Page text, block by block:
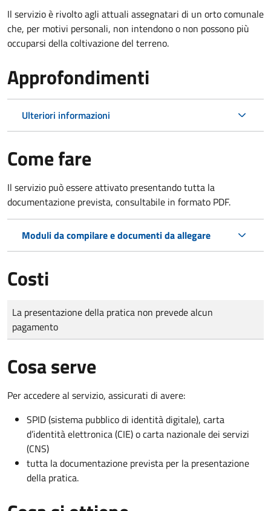
Il servizio è rivolto agli attuali assegnatari di un orto comunale
che, per motivi personali, non intendono o non possono più
occuparsi della coltivazione del terreno.
Approfondimenti
Ulteriori informazioni
Come fare
Il servizio può essere attivato presentando tutta la
documentazione prevista, consultabile in formato PDF.
Moduli da compilare e documenti da allegare
Costi
Tipo di pagamento
Importo
La presentazione della pratica non prevede alcun
pagamento
Cosa serve
Per accedere al servizio, assicurati di avere:
SPID (sistema pubblico di identità digitale), carta
d’identità elettronica (CIE) o carta nazionale dei servizi
(CNS)
tutta la documentazione prevista per la presentazione
della pratica.